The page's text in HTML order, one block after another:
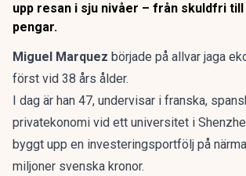
upp resan i sju nivåer – från skuldfri
pengar.
Miguel Marquez började på allvar jaga
först vid 38 års ålder.
I dag är han 47, undervisar i franska,
privatekonomi vid ett universitet i
byggt upp en investeringsportfölj på
miljoner svenska kronor.